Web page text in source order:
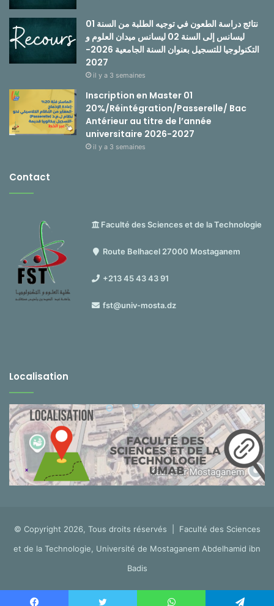
نتائج دراسة الطعون في توجيه الطلبة من السنة 01
ليسانس إلى السنة 02 ليسانس ميدان العلوم و
التكنولوجيا للتسجيل بعنوان السنة الجامعية 2026-
2027
il y a 3 semaines
Inscription en Master 01
20%/Réintégration/Passerelle/ Bac
Antérieur au titre de l’année
universitaire 2026-2027
il y a 3 semaines
Contact
Faculté des Sciences et de la Technologie
Route Belhacel 27000 Mostaganem
+213 45 43 43 91
fst@univ-mosta.dz
Localisation
© Copyright 2026, Tous droits réservés | Faculté des Sciences
et de la Technologie, Université de Mostaganem Abdelhamid ibn
Badis